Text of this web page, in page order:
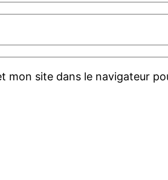
mon site dans le navigateur